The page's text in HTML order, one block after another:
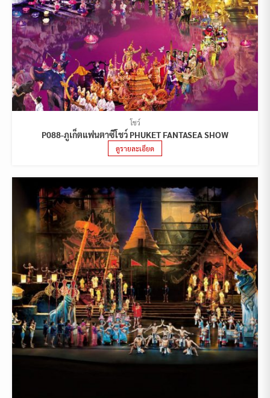
โชว์
P088-ภูเก็ตแฟนตาซีโชว์ PHUKET FANTASEA SHOW
ดูรายละเอียด